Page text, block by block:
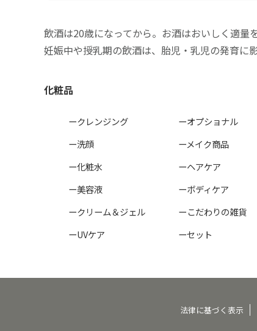
飲酒は20歳になってから。お酒はおいしく適量
妊娠中や授乳期の飲酒は、胎児・乳児の発育に
化粧品
ークレンジング
ー洗顔
ー化粧水
ー美容液
ークリーム＆ジェル
ーUVケア
ーオプショナル
ーメイク商品
ーヘアケア
ーボディケア
ーこだわりの雑貨
ーセット
法律に基づく表示